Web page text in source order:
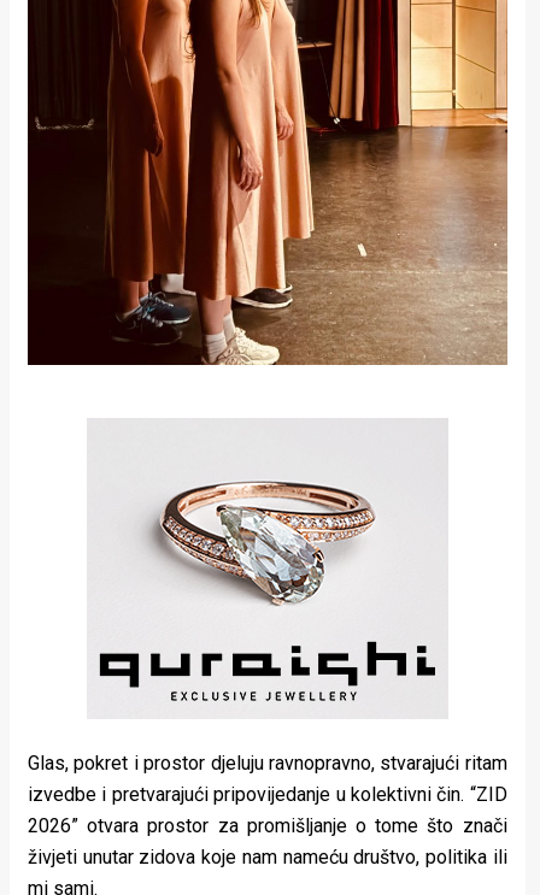
Glas, pokret i prostor djeluju ravnopravno, stvarajući ritam
izvedbe i pretvarajući pripovijedanje u kolektivni čin. “ZID
2026” otvara prostor za promišljanje o tome što znači
živjeti unutar zidova koje nam nameću društvo, politika ili
mi sami.